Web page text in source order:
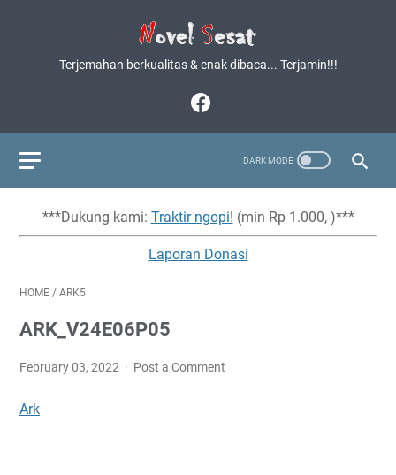
Terjemahan berkualitas & enak dibaca... Terjamin!!!
***Dukung kami: Traktir ngopi! (min Rp 1.000,-)***
Laporan Donasi
HOME / ARK5
ARK_V24E06P05
February 03, 2022 Post a Comment
Ark